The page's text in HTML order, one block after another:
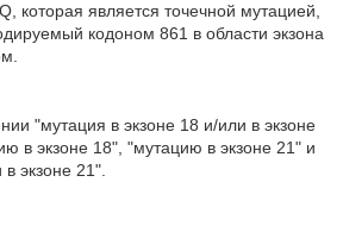
которая является точечной мутацией,
кодоном 861 в области экзона
"мутация в экзоне 18 и/или в экзоне
в экзоне 18", "мутацию в экзоне 21" и
экзоне 21".